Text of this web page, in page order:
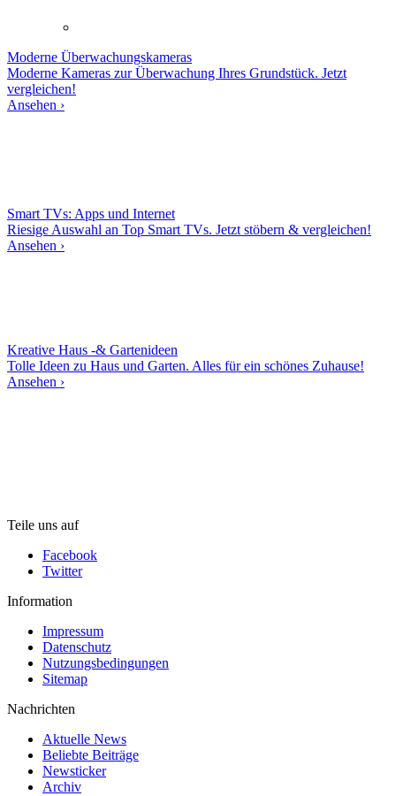
Moderne Überwachungskameras
Moderne Kameras zur Überwachung Ihres Grundstück. Jetzt
vergleichen!
Ansehen ›
Smart TVs: Apps und Internet
Riesige Auswahl an Top Smart TVs. Jetzt stöbern & vergleichen!
Ansehen ›
Kreative Haus -& Gartenideen
Tolle Ideen zu Haus und Garten. Alles für ein schönes Zuhause!
Ansehen ›
Teile uns auf
Facebook
Twitter
Information
Impressum
Datenschutz
Nutzungsbedingungen
Sitemap
Nachrichten
Aktuelle News
Beliebte Beiträge
Newsticker
Archiv